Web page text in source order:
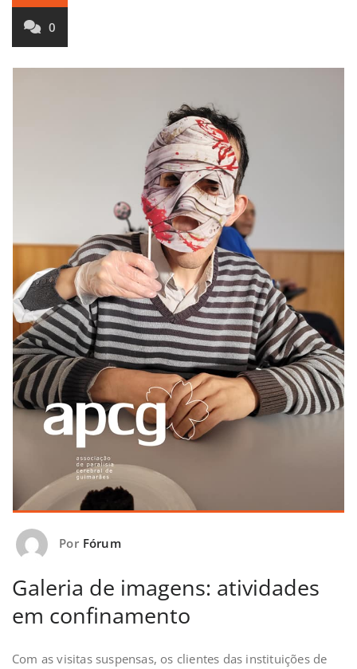
0
Por Fórum
Galeria de imagens: atividades
em confinamento
Com as visitas suspensas, os clientes das instituições de